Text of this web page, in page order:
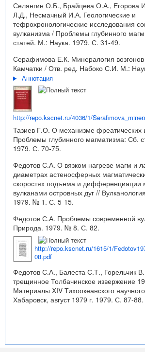
Селянгин О.Б., Брайцева О.А., Егорова
Л.Д., Несмачный И.А. Геологические и
тефрохронологические исследования
вулканизма / Проблемы глубинного
статей. М.: Наука. 1979. С. 31-49.
Серафимова Е.К. Минералогия возгонов
Камчатки / Отв. ред. Набоко С.И. М.:
Аннотация
http://repo.kscnet.ru/4036/1/
Тазиев Г.О. О механизме фреатических
Проблемы глубинного магматизма: Сб.
1979. С. 70-75.
Федотов С.А. О вязком нагреве магм и
диаметрах астеносферных
скоростях подъема и дифференциации
вулканами островных дуг //
1979. № 1. С. 5-15.
Федотов С.А. Проблемы современной
Природа. 1979. № 8. С. 82.
http://repo.kscnet.ru/1615/1/
08.pdf
Федотов С.А., Балеста С.Т., Горельчик
трещинное Толбачинское извержение
Материалы XIV Тихоокеанского
Хабаровск, август 1979 г. 1979. С. 87-88.